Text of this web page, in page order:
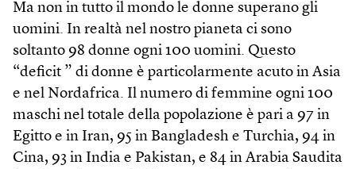
Ma non in tutto il mondo le donne superano gli
uomini. In realtà nel nostro pianeta ci sono
soltanto 98 donne ogni 100 uomini. Questo
“deficit ” di donne è particolarmente acuto in Asia
e nel Nordafrica. Il numero di femmine ogni 100
maschi nel totale della popolazione è pari a 97 in
Egitto e in Iran, 95 in Bangladesh e Turchia, 94 in
Cina, 93 in India e Pakistan, e 84 in Arabia Saudita